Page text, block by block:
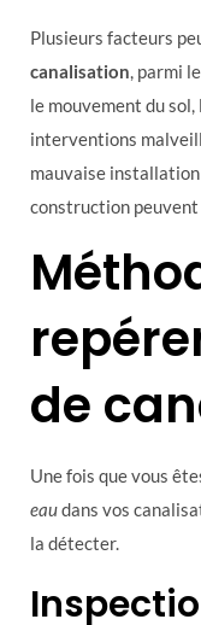
Plusieurs facteurs
canalisation, parmi
le mouvement du
interventions
mauvaise
construction peuvent
de
Une fois que vous
eaudans vos
la détecter.